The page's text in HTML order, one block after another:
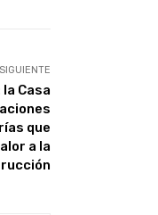
Casa
que
a la